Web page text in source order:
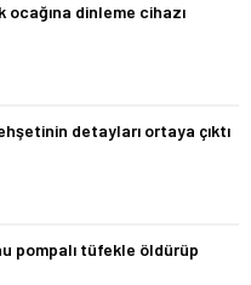
ocağına dinleme cihazı
detayları ortaya çıktı
pompalı tüfekle öldürüp